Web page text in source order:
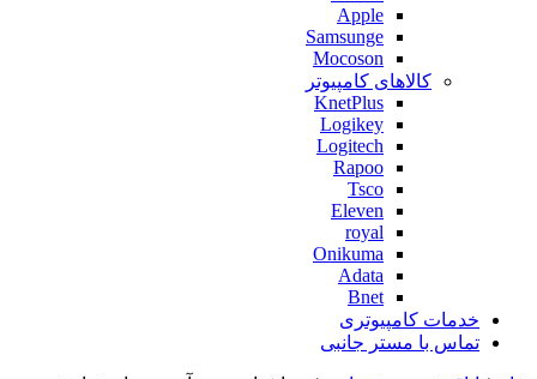
Apple
Samsunge
Mocoson
کالاهای کامپیوتر
KnetPlus
Logikey
Logitech
Rapoo
Tsco
Eleven
royal
Onikuma
Adata
Bnet
خدمات کامپیوتری
تماس با مستر جانبی